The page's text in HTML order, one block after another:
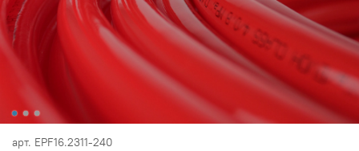
арт. EPF16.2311-240